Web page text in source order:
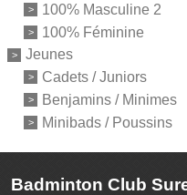
100% Masculine 2
100% Féminine
Jeunes
Cadets / Juniors
Benjamins / Minimes
Minibads / Poussins
Badminton Club